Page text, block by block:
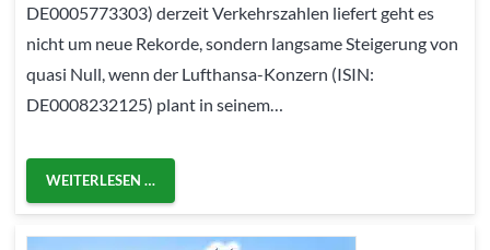
DE0005773303) derzeit Verkehrszahlen liefert geht es
nicht um neue Rekorde, sondern langsame Steigerung von
quasi Null, wenn der Lufthansa-Konzern (ISIN:
DE0008232125) plant in seinem…
WEITERLESEN …